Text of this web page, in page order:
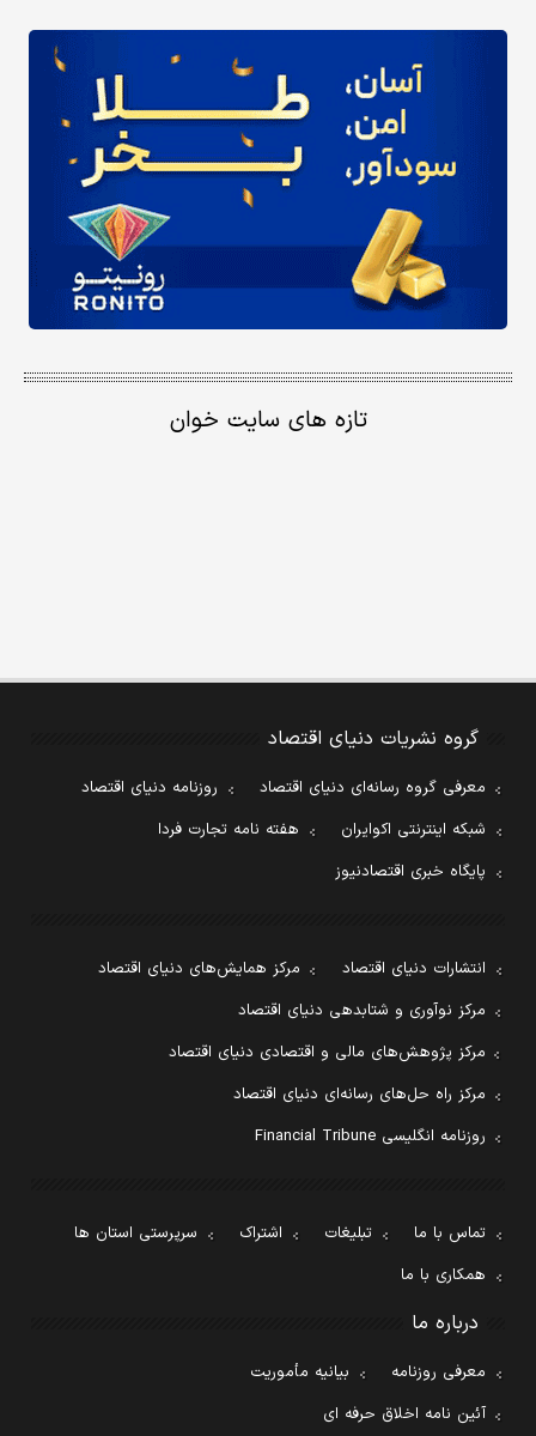
تازه های سایت خوان
گروه نشریات دنیای اقتصاد
معرفی گروه رسانه‌ای دنیای اقتصاد
روزنامه دنیای اقتصاد
شبکه اینترنتی اکوایران
هفته نامه تجارت فردا
پایگاه خبری اقتصادنیوز
انتشارات دنیای اقتصاد
مرکز همایش‌های دنیای اقتصاد
مرکز نوآوری و شتابدهی دنیای اقتصاد
مرکز پژوهش‌های مالی و اقتصادی دنیای اقتصاد
مرکز راه حل‌های رسانه‌ای دنیای اقتصاد
روزنامه انگلیسی Financial Tribune
تماس با ما تبلیغات اشتراک
سرپرستی استان ها
همکاری با ما
درباره ما
معرفی روزنامه
بیانیه مأموریت
آئین نامه اخلاق حرفه ای